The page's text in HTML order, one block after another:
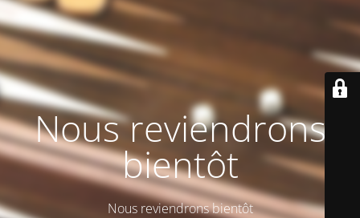
Nous reviendrons
bientôt
Nous reviendrons bientôt